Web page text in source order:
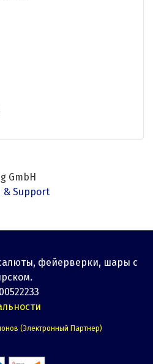
GmbH
& Support
фейерверки, шары с
(Электронный Партнер)